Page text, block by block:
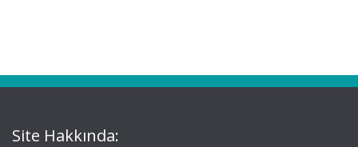
Site Hakkında: